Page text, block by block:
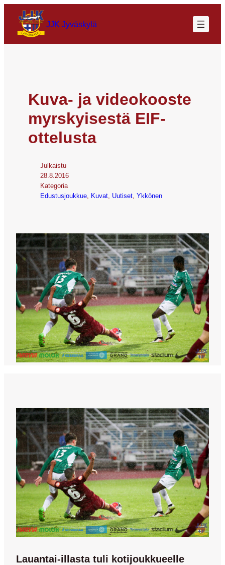
JJK Jyväskylä
Kuva- ja videokooste
myrskyisestä EIF-
ottelusta
Julkaistu
28.8.2016
Kategoria
Edustusjoukkue Kuvat Uutiset Ykkönen
Lauantai-illasta tuli kotijoukkueelle